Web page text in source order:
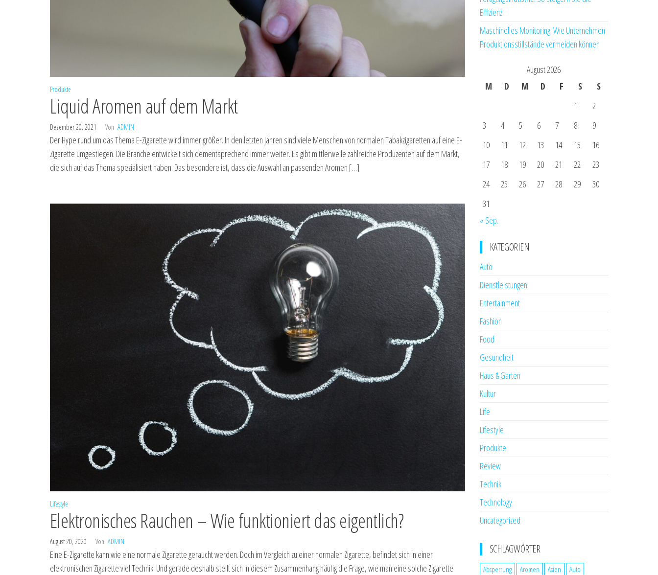
Produkte
Liquid Aromen auf dem Markt
Dezember 20, 2021 Von ADMIN
Der Hype rund um das Thema E-Zigarette wird immer größer. In den letzten Jahren sind viele Menschen von normalen Tabakzigaretten auf eine E-
Zigarette umgestiegen. Die Branche entwickelt sich dementsprechend immer weiter. Es gibt mittlerweile zahlreiche Produzenten auf dem Markt,
die sich auf das Thema spezialisiert haben. Das besondere ist, dass die Auswahl an passenden Aromen […]
Lifestyle
Elektronisches Rauchen – Wie funktioniert das eigentlich?
August 20, 2020 Von ADMIN
Eine E-Zigarette kann wie eine normale Zigarette geraucht werden. Doch im Vergleich zu einer normalen Zigarette, befindet sich in einer
elektronischen Zigarette viel Technik. Und gerade deshalb stellt sich in diesem Zusammenhang häufig die Frage, wie man eine solche Zigarette
Effizienz
Maschinelles Monitoring: Wie Unternehmen
Produktionsstillstände vermeiden können
August 2026
M
D M D F S
S
1
2
3
4 5 6 7 8
9
10
11 12 13 14 15
16
17
18 19 20 21 22
23
24
25 26 27 28 29
30
31
« Sep.
KATEGORIEN
Auto
Dienstleistungen
Entertainment
Fashion
Food
Gesundheit
Haus & Garten
Kultur
Life
Lifestyle
Produkte
Review
Technik
Technology
Uncategorized
SCHLAGWÖRTER
Absperrung Aromen Asien
Auto